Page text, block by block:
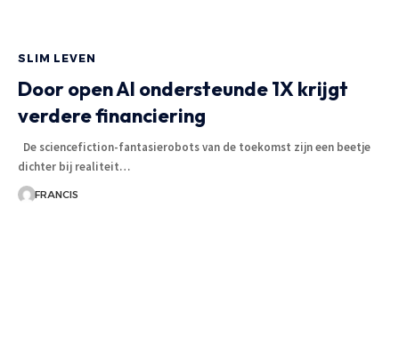
SLIM LEVEN
Door open AI ondersteunde 1X krijgt
verdere financiering
De sciencefiction-fantasierobots van de toekomst zijn een beetje
dichter bij realiteit…
FRANCIS